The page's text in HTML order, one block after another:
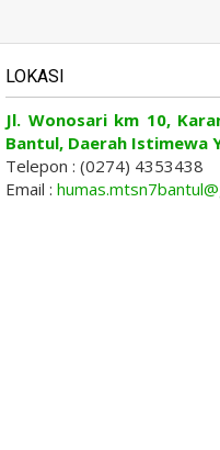
LOKASI
Jl. Wonosari km 10,
Bantul, Daerah Istimewa
Telepon : (0274) 4353438
Email :